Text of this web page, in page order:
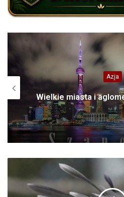
Azja
Wielkie miasta i